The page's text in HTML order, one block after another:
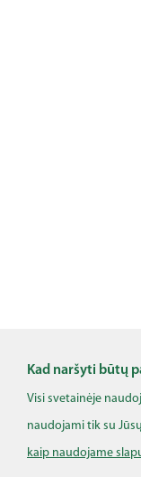
Kad naršyti būtų
Visi svetainėje
naudojami tik su
kaip naudojame